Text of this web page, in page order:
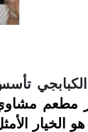
تأسس عام 1970 إدارة
مطعم
هو الخيار